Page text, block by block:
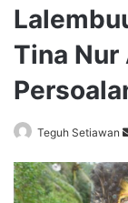
Tina
Teguh Setiawan